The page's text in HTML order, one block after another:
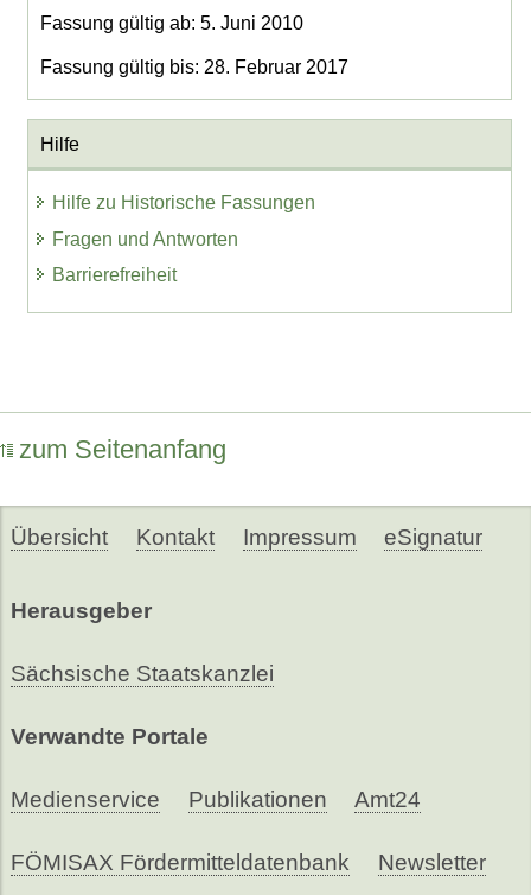
Fassung gültig ab: 5. Juni 2010
Fassung gültig bis: 28. Februar 2017
Hilfe
Hilfe zu Historische Fassungen
Fragen und Antworten
Barrierefreiheit
zum Seitenanfang
Übersicht Kontakt Impressum eSignatur
Herausgeber
Sächsische Staatskanzlei
Verwandte Portale
Medienservice Publikationen Amt24
FÖMISAX Fördermitteldatenbank Newsletter